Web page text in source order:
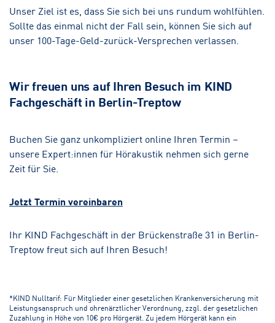
Unser Ziel ist es, dass Sie sich bei uns rundum wohlfühlen.
Sollte das einmal nicht der Fall sein, können Sie sich auf
unser 100-Tage-Geld-zurück-Versprechen verlassen.
Wir freuen uns auf Ihren Besuch im KIND
Fachgeschäft in Berlin-Treptow
Buchen Sie ganz unkompliziert online Ihren Termin –
unsere Expert:innen für Hörakustik nehmen sich gerne
Zeit für Sie.
Jetzt Termin vereinbaren
Ihr KIND Fachgeschäft in der Brückenstraße 31 in Berlin-
Treptow freut sich auf Ihren Besuch!
*KIND Nulltarif: Für Mitglieder einer gesetzlichen Krankenversicherung mit
Leistungsanspruch und ohrenärztlicher Verordnung, zzgl. der gesetzlichen
Zuzahlung in Höhe von 10€ pro Hörgerät. Zu jedem Hörgerät kann ein